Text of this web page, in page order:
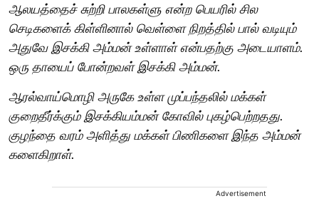
ஆலயத்தைச் சுற்றி பாலகள்ளு என்ற பெயரில் சில
செடிகளைக் கிள்ளினால் வெள்ளை நிறத்தில் பால் வடியும்‌
அதுவே இசக்கி அம்மன் உள்ளாள் என்பதற்கு அடையாளம்.
ஒரு தாயைப் போன்றவள் இசக்கி அம்மன்.
ஆரல்வாய்மொழி அருகே உள்ள முப்பந்தலில் மக்கள்
குறைதீர்க்கும் இசக்கியம்மன் கோவில் புகழ்பெற்றதது.
குழந்தை வரம் அளித்து மக்கள் பிணிகளை இந்த அம்மன்
களைகிறாள்.
Advertisement